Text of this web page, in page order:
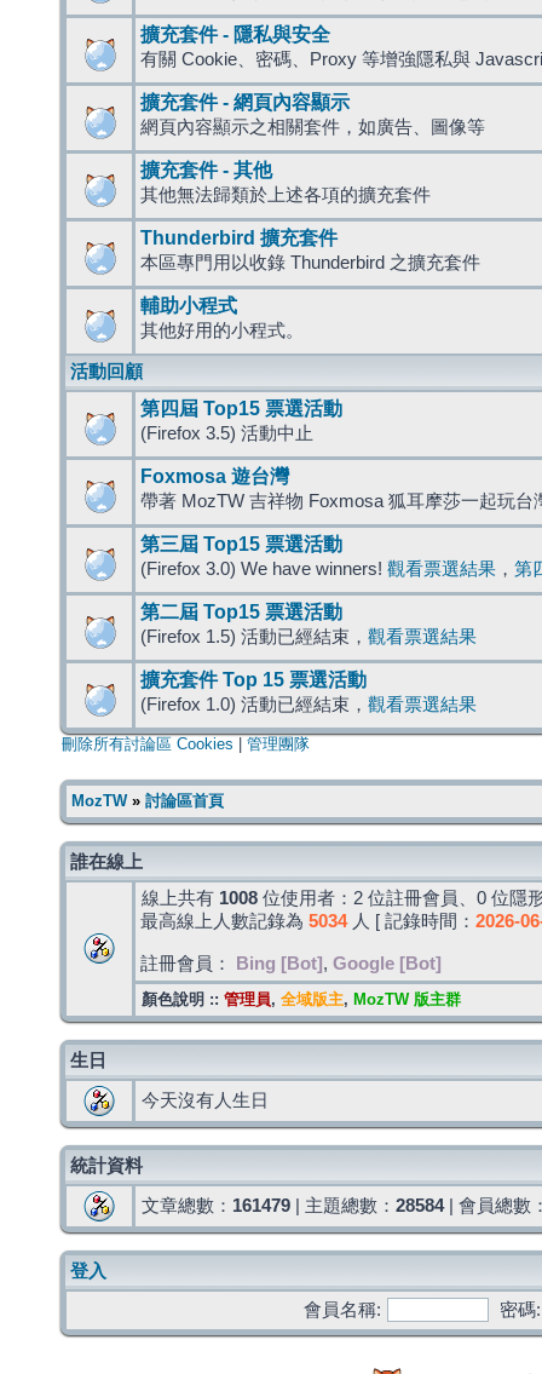
擴充套件 - 隱私與安全
有關 Cookie、密碼、Proxy 等增強隱私與
擴充套件 - 網頁內容顯示
網頁內容顯示之相關套件，如廣告、圖像等
擴充套件 - 其他
其他無法歸類於上述各項的擴充套件
Thunderbird 擴充套件
本區專門用以收錄 Thunderbird 之擴充套件
輔助小程式
其他好用的小程式。
活動回顧
第四屆 Top15 票選活動
(Firefox 3.5) 活動中止
Foxmosa 遊台灣
帶著 MozTW 吉祥物 Foxmosa 狐耳摩莎一起玩台
第三屆 Top15 票選活動
(Firefox 3.0) We have winners! 觀看票選結果 ， 第
第二屆 Top15 票選活動
(Firefox 1.5) 活動已經結束， 觀看票選結果
擴充套件 Top 15 票選活動
(Firefox 1.0) 活動已經結束， 觀看票選結果
刪除所有討論區 Cookies 管理團隊
MozTW» 討論區首頁
誰在線上
線上共有 1008 位使用者：2 位註冊會員、0 位隱
最高線上人數記錄為 5034人 [ 記錄時間： 2026-
註冊會員： Bing [Bot] , Google [Bot]
顏色說明 :: 管理員, 全域版主, MozTW 版主群
生日
今天沒有人生日
統計資料
文章總數： 161479 | 主題總數： 28584| 會員總數
登入
會員名稱:
密碼: